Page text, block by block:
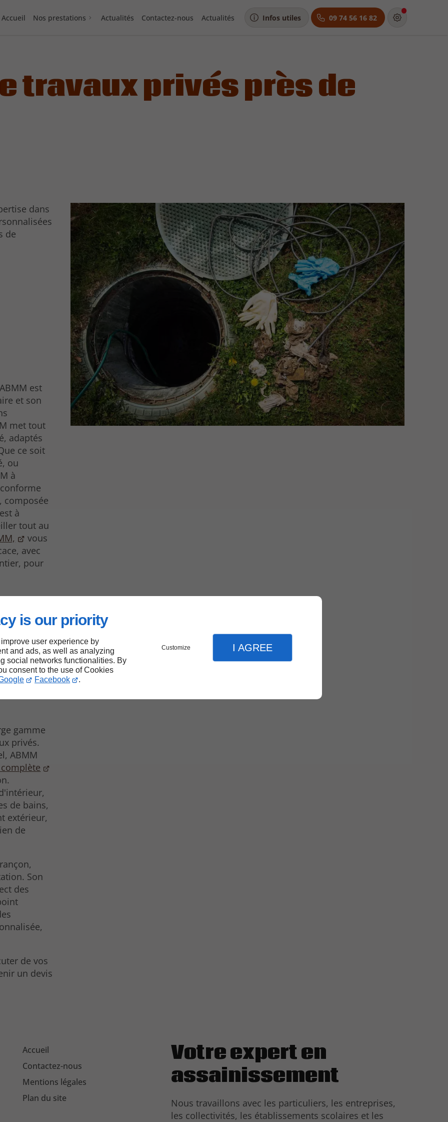
is our priority
user experience by
and ads, as well as analyzing
social networks functionalities. By
consent to the use of Cookies
Facebook .
Customize I AGREE
Accueil Nos prestations Actualités Contactez-nous Actualités Infos utiles 09 74 56 16 82
travaux privés près de
dans
de
est
et son
met tout
adaptés
ce soit
ou
à
composée
à
tout au
vous
avec
pour
gamme
privés.
ABMM
de bains,
extérieur,
de
Son
des
de vos
un devis
Accueil
Contactez-nous
Mentions légales
Plan du site
Votre expert en
assainissement
Nous travaillons avec les particuliers, les entreprises,
les collectivités, les établissements scolaires et les